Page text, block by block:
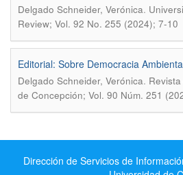
Delgado Schneider, Verónica.
Review; Vol. 92 No. 255 (2024); 7-10
Editorial: Sobre Democracia
Delgado Schneider, Verónica.
de Concepción; Vol. 90 Núm. 251
Dirección de Servicios de